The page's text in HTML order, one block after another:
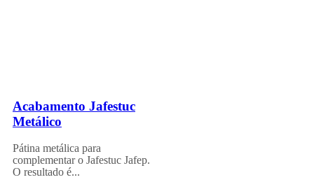
Acabamento Jafestuc
Metálico
Pátina metálica para
complementar o Jafestuc Jafep.
O resultado é...